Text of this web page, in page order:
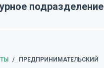
/ ПРЕДПРИНИМАТЕЛЬСКИЙ
подразделение